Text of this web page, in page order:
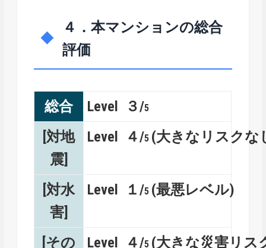
４．本マンションの総合
評価
総合 Level ３/5
[対地
震]
Level ４/5 (大きなリスクな
[対水
害]
Level １/5 (最悪レベル)
[その
Level ４/5 (大きな災害リス